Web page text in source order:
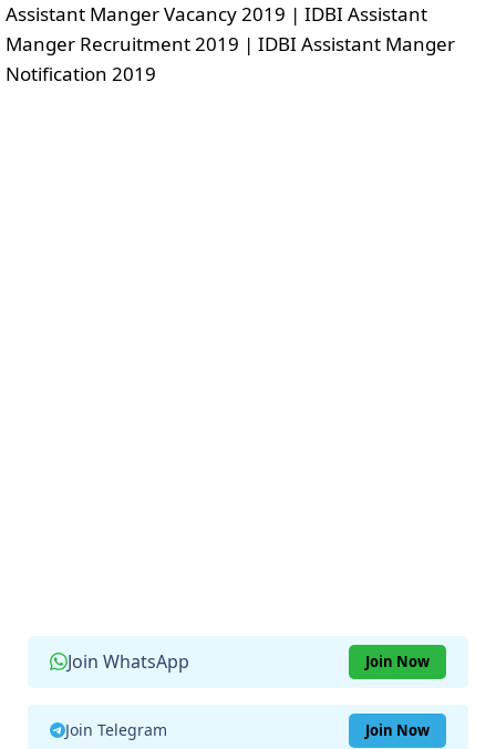
Assistant Manger Vacancy 2019 | IDBI Assistant
Manger Recruitment 2019 | IDBI Assistant Manger
Notification 2019
Join WhatsApp Join Now
Join Telegram Join Now